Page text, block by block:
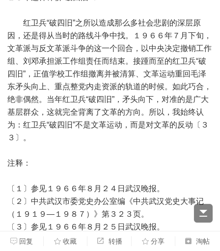
红卫兵“破四旧”之所以造成那么多社会悲剧的深层原
因，还是得从当时的路线斗争中找。１９６６年７月下旬，
文革派与反文革派斗争的这一个回合，以中央决定撤销工作
组、刘邓承担派工作组责任而结束。接踵而至的红卫兵“破
四旧”，正值学校工作组撤离并被清算、文革运动重回毛泽
东矛头向上、重点整党内走资派的轨道的时候。如此巧合，
绝非偶然。当年红卫兵“破四旧”，矛头向下，对准的是广大
基层群众，这就完全背离了文革的方向。所以，我始终认
为：红卫兵“破四旧”不是文革运动，而是对文革的反动〔３
３〕。
注释：
〔１〕参见１９６６年８月２４日武汉晚报。
〔２〕中共武汉市委党史办公室编《中共武汉党史大事记
（１９１９—１９８７）》第３２３页。
〔３〕参见１９６６年８月２５日武汉晚报。
〔４〕参见１９６６年８月２４日湖北日报、武汉晚报。
回复 收藏 转播 分享 淘帖